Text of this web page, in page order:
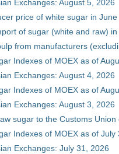
Exchanges: August 5, 2026
price of white sugar in
of sugar (white and raw)
from manufacturers
Indexes of MOEX as of
Exchanges: August 4, 2026
Indexes of MOEX as of
Exchanges: August 3, 2026
sugar to the Customs
Indexes of MOEX as of July
Exchanges: July 31, 2026